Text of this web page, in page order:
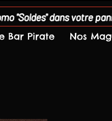
"Soldes" dans votre
Bar Pirate Nos